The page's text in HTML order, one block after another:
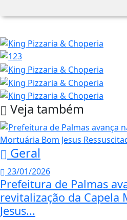
Veja também
Geral
23/01/2026
Prefeitura de Palmas
revitalização da Capela
Jesus...